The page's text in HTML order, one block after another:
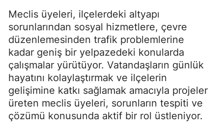
Meclis üyeleri, ilçelerdeki altyapı
sorunlarından sosyal hizmetlere, çevre
düzenlemesinden trafik problemlerine
kadar geniş bir yelpazedeki konularda
çalışmalar yürütüyor. Vatandaşların günlük
hayatını kolaylaştırmak ve ilçelerin
gelişimine katkı sağlamak amacıyla projeler
üreten meclis üyeleri, sorunların tespiti ve
çözümü konusunda aktif bir rol üstleniyor.